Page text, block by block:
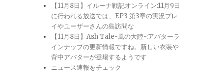
【11月8日】イルーナ戦記オンライン:11月9日
に行われる放送では、EP3 第3章の実況プレ
イやユーザーさんの島訪問な
【11月8日】Ash Tale-風の大陸-:アバターラ
インナップの更新情報ですね。新しい衣装や
背中アバターが登場するようです
ニュース速報をチェック